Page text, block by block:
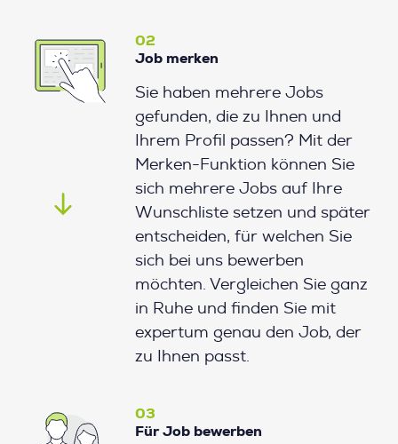
02
Job merken
Sie haben mehrere Jobs
gefunden, die zu Ihnen und
Ihrem Profil passen? Mit der
Merken-Funktion können Sie
sich mehrere Jobs auf Ihre
Wunschliste setzen und später
entscheiden, für welchen Sie
sich bei uns bewerben
möchten. Vergleichen Sie ganz
in Ruhe und finden Sie mit
expertum genau den Job, der
zu Ihnen passt.
03
Für Job bewerben